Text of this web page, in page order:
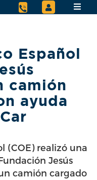
Español
camión
ayuda
(COE) realizó una
Jesús
camión cargado